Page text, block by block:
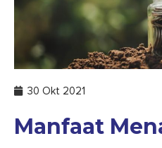
30 Okt 2021
Manfaat